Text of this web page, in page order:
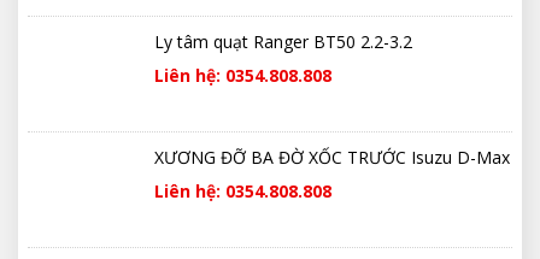
Ly tâm quạt Ranger BT50 2.2-3.2
Liên hệ: 0354.808.808
XƯƠNG ĐỠ BA ĐỜ XỐC TRƯỚC Isuzu D-Max
Liên hệ: 0354.808.808